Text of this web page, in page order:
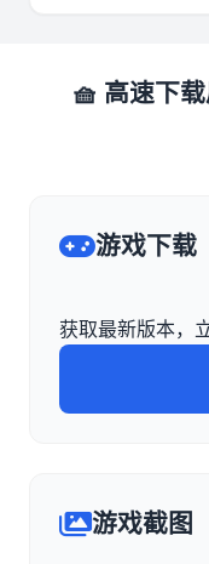
🧺 高速下
游戏下载
获取最新版本，
游戏截图